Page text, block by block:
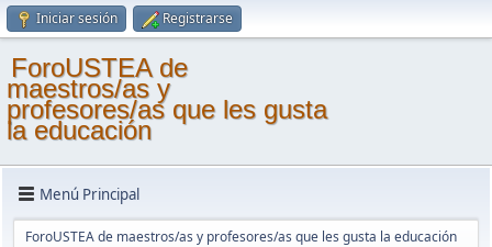
Iniciar sesión Registrarse
ForoUSTEA de
maestros/as y
profesores/as que les gusta
la educación
Menú Principal
ForoUSTEA de maestros/as y profesores/as que les gusta la educación